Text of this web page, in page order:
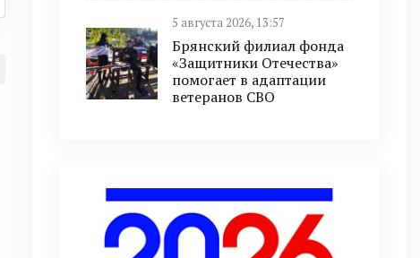
5 августа 2026, 13:57
Брянский филиал фонда
«Защитники Отечества»
помогает в адаптации
ветеранов СВО